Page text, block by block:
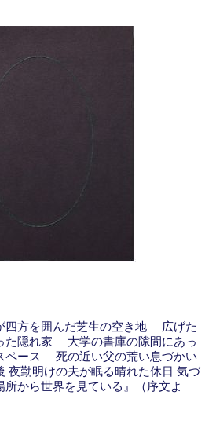
四方を囲んだ芝生の空き地 広げた
た隠れ家 大学の書庫の隙間にあっ
ペース 死の近い父の荒い息づかい
夜勤明けの夫が眠る晴れた休日 気づ
所から世界を見ている』（序文よ